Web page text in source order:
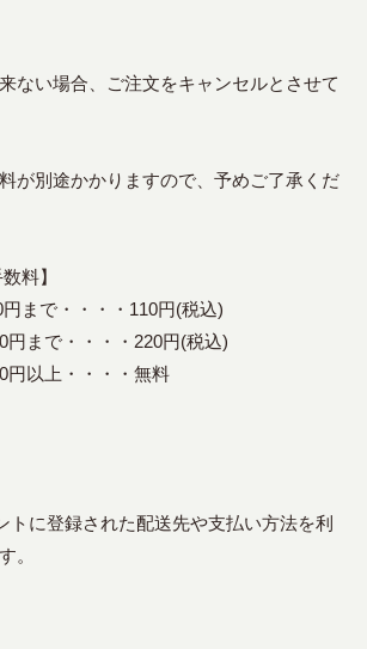
ない場合、ご注文をキャンセルとさせて
が別途かかりますので、予めご了承くだ
料】
まで・・・・110円(税込)
まで・・・・220円(税込)
以上・・・・無料
トに登録された配送先や支払い方法を利
。